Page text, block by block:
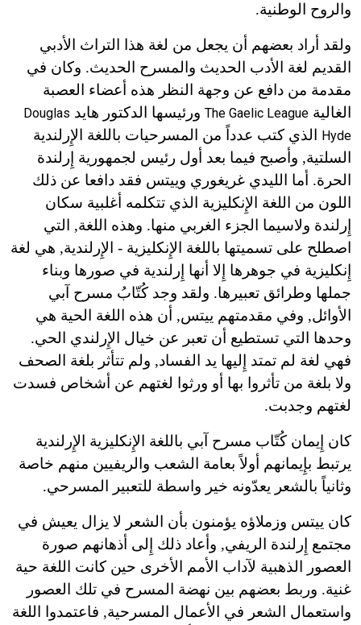
والروح الوطنية.
ولقد أراد بعضهم أن يجعل من لغة هذا التراث الأدبي
القديم لغة الأدب الحديث والمسرح الحديث. وكان في
مقدمة من دافع عن وجهة النظر هذه أعضاء العصبة
الغالية The Gaelic League ورئيسها الدكتور هايد Douglas
Hyde
الذي كتب عدداً من المسرحيات باللغة الإِرلندية
السلتية, وأصبح فيما بعد أول رئيس لجمهورية إِرلندة
الحرة. أما الليدي غريغوري وييتس فقد دافعا عن ذلك
اللون من اللغة الإِنكليزية الذي تتكلمه أغلبية سكان
إِرلندة ولاسيما الجزء الغربي منها. وهذه اللغة, التي
اصطلح على تسميتها باللغة الإِنكليزية - الإِرلندية, هي لغة
إِنكليزية في جوهرها إِلا أنها إِرلندية في صورها وبناء
جملها وطرائق تعبيرها. ولقد وجد كُتّابُ مسرح آبي
الأوائل, وفي مقدمتهم ييتس, أن هذه اللغة الحية هي
وحدها التي تستطيع أن تعبر عن خيال الإِرلندي الحي.
فهي لغة لم تمتد إِليها يد الفساد, ولم تتأثر بلغة الصحف
ولا بلغة من تأثروا بها أو ورثوا لغتهم عن أشخاص فسدت
لغتهم وجدبت.
كان إِيمان كُتّاب مسرح آبي باللغة الإِنكليزية الإِرلندية
يرتبط بإِيمانهم أولاً بعامة الشعب والريفيين منهم خاصة
وثانياً بالشعر يعدّونه خير واسطة للتعبير المسرحي.
كان ييتس وزملاؤه يؤمنون بأن الشعر لا يزال يعيش في
مجتمع إِرلندة الريفي, وأعاد ذلك إِلى أذهانهم صورة
العصور الذهبية لآداب الأمم الأخرى حين كانت اللغة حية
غنية. وربط بعضهم بين نهضة المسرح في تلك العصور
واستعمال الشعر في الأعمال المسرحية, فاعتمدوا اللغة